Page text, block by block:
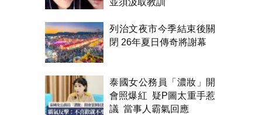
並須汲取教訓
列治文夜市今季結束後關
閉 26年夏日傳奇將謝幕
泰國女公務員「濃妝」開
會照爆紅 疑P圖太重手惹
議 當事人霸氣回應